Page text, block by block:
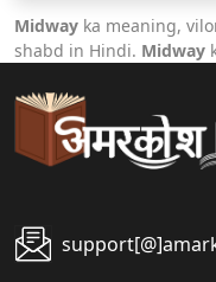
Midway ka meaning,
shabd in Hindi. Midway